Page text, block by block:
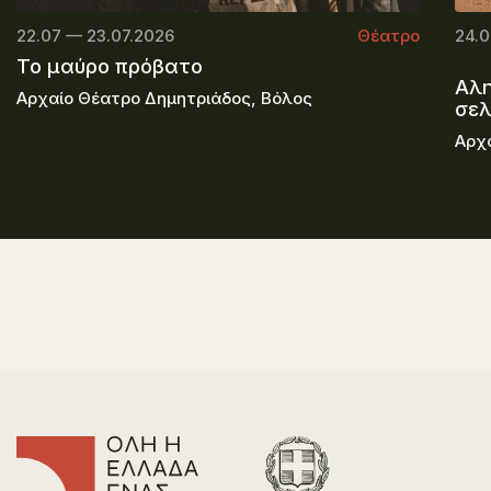
22.07 — 23.07.2026 Θέατρο
Το μαύρο πρόβατο
Αρχαίο Θέατρο Δημητριάδος, Βόλος